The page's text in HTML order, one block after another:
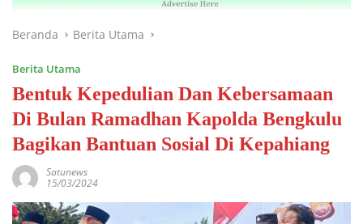
Beranda Berita Utama
Berita Utama
Bentuk Kepedulian Dan Kebersamaan
Di Bulan Ramadhan Kapolda Bengkulu
Bagikan Bantuan Sosial Di Kepahiang
Satunews
15/03/2024